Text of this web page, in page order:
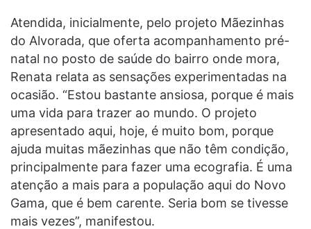
Atendida, inicialmente, pelo projeto Mãezinhas
do Alvorada, que oferta acompanhamento pré-
natal no posto de saúde do bairro onde mora,
Renata relata as sensações experimentadas na
ocasião. “Estou bastante ansiosa, porque é mais
uma vida para trazer ao mundo. O projeto
apresentado aqui, hoje, é muito bom, porque
ajuda muitas mãezinhas que não têm condição,
principalmente para fazer uma ecografia. É uma
atenção a mais para a população aqui do Novo
Gama, que é bem carente. Seria bom se tivesse
mais vezes”, manifestou.